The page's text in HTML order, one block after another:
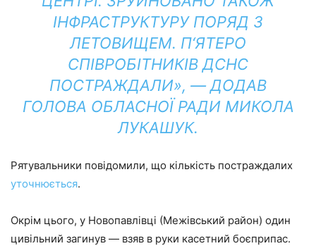
ІНФРАСТРУКТУРУ ПОРЯД З
ЛЕТОВИЩЕМ. П‘ЯТЕРО
СПІВРОБІТНИКІВ ДСНС
ПОСТРАЖДАЛИ», ― ДОДАВ
ГОЛОВА ОБЛАСНОЇ РАДИ МИКОЛА
ЛУКАШУК.
Рятувальники повідомили, що кількість постраждалих
уточнюється.
Окрім цього, у Новопавлівці (Межівський район) один
цивільний загинув — взяв в руки касетний боєприпас.